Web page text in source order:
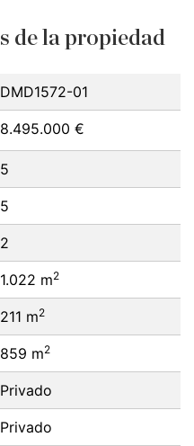
de la propiedad
DMD1572-01
8.495.000 €
5
5
2
1.022 m2
211 m2
859 m2
Privado
Privado